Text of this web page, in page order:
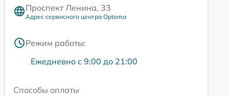
Проспект Ленина, 33
Адрес сервисного центра Optoma
Режим работы:
Ежедневно с 9:00 до 21:00
Способы оплаты